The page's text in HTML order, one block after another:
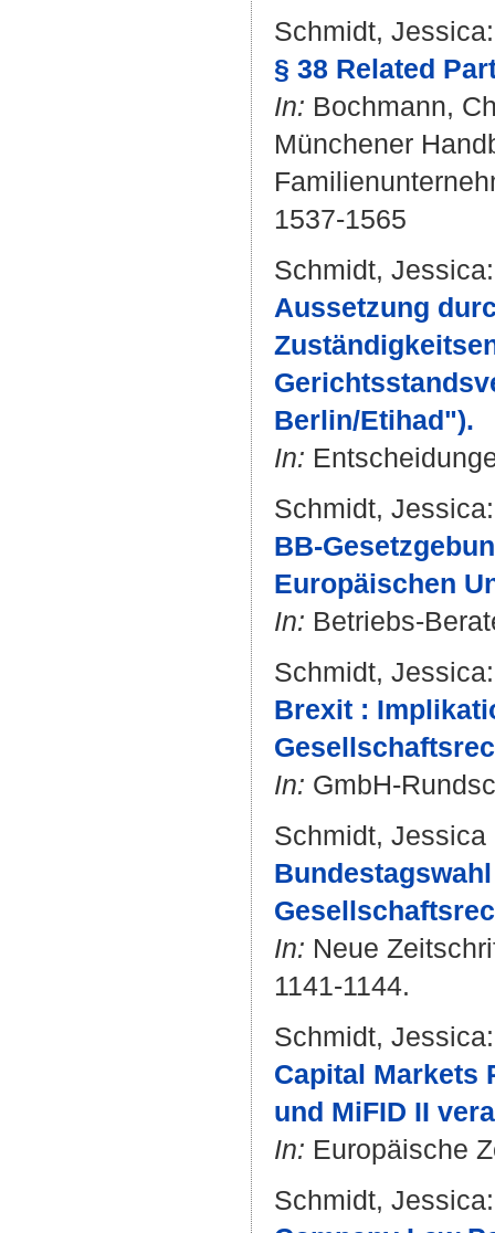
Schmidt, Jessica:
§ 38 Related
In: Bochmann,
Münchener
1537-1565
Schmidt, Jessica:
Aussetzung
Berlin/Etihad").
In:
Schmidt, Jessica:
BB-
Europäischen
In: Betriebs-
Schmidt, Jessica:
Brexit :
In: GmbH-
Schmidt, Jessica
In: Neue
1141-1144.
Schmidt, Jessica:
Capital Markets
und MiFID II
In: Europäische
Schmidt, Jessica: